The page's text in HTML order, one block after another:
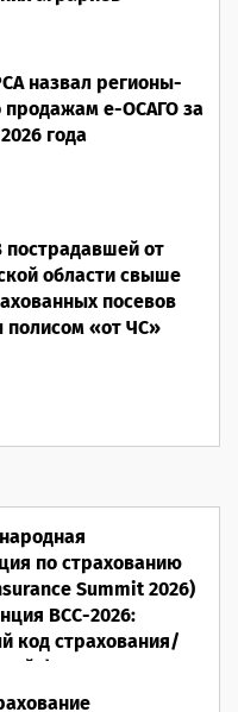
назвал регионы-
е-ОСАГО за
года
пострадавшей от
области свыше
посевов
«от ЧС»
по страхованию
Summit 2026)
ВСС-2026:
код страхования/
фактор»